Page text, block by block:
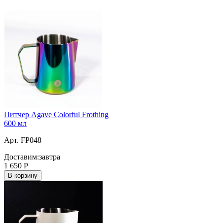
Питчер Agave Colorful Frothing
600 мл
Арт. FP048
Доставим:завтра
1 650 Р
В корзину